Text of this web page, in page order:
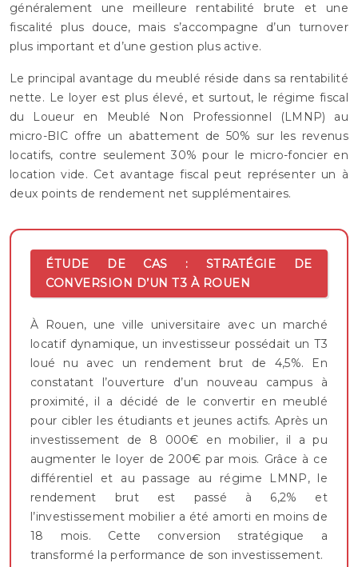
généralement une meilleure rentabilité brute et une
fiscalité plus douce, mais s’accompagne d’un turnover
plus important et d’une gestion plus active.
Le principal avantage du meublé réside dans sa rentabilité
nette. Le loyer est plus élevé, et surtout, le régime fiscal
du Loueur en Meublé Non Professionnel (LMNP) au
micro-BIC offre un abattement de 50% sur les revenus
locatifs, contre seulement 30% pour le micro-foncier en
location vide. Cet avantage fiscal peut représenter un à
deux points de rendement net supplémentaires.
ÉTUDE DE CAS : STRATÉGIE DE
CONVERSION D’UN T3 À ROUEN
À Rouen, une ville universitaire avec un marché
locatif dynamique, un investisseur possédait un T3
loué nu avec un rendement brut de 4,5%. En
constatant l’ouverture d’un nouveau campus à
proximité, il a décidé de le convertir en meublé
pour cibler les étudiants et jeunes actifs. Après un
investissement de 8 000€ en mobilier, il a pu
augmenter le loyer de 200€ par mois. Grâce à ce
différentiel et au passage au régime LMNP, le
rendement brut est passé à 6,2% et
l’investissement mobilier a été amorti en moins de
18 mois. Cette conversion stratégique a
transformé la performance de son investissement.